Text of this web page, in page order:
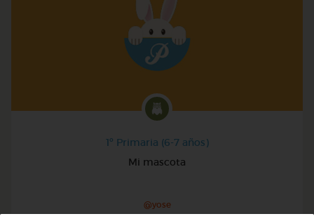
1º Primaria (6-7 años)
Mi mascota
@yose